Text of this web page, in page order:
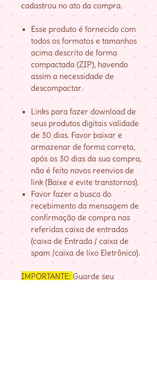
cadastrou no ato da compra.
Esse produto é fornecido com
todos os formatos e tamanhos
acima descrito de forma
compactada (ZIP), havendo
assim a necessidade de
descompactar.
Links para fazer download de
seus produtos digitais validade
de 30 dias. Favor baixar e
armazenar de forma correta,
após os 30 dias da sua compra,
não é feito novos reenvios de
link (Baixe e evite transtornos).
Favor fazer a busca do
recebimento da mensagem de
confirmação de compra nas
referidas caixa de entradas
(caixa de Entrada / caixa de
spam /caixa de lixo Eletrônico).
IMPORTANTE: Guarde seu